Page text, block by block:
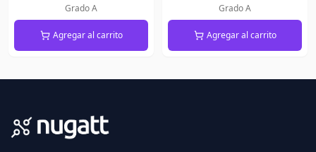
Grado A
Agregar al carrito
Grado A
Agregar al carrito